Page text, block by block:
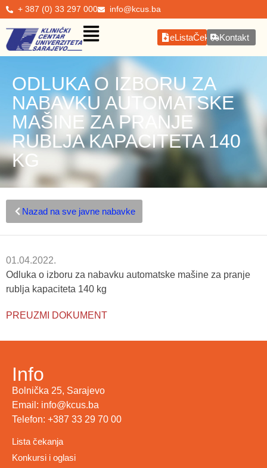
+ 387 (0) 33 297 000 info@kcus.ba
eListaČekanjaKontakt
ODLUKA O IZBORU ZA
NABAVKU AUTOMATSKE
MAŠINE ZA PRANJE
RUBLJA KAPACITETA 140
KG
Nazad na sve javne nabavke
01.04.2022.
Odluka o izboru za nabavku automatske mašine za pranje
rublja kapaciteta 140 kg
PREUZMI DOKUMENT
Info
Bolnička 25, Sarajevo
Email: info@kcus.ba
Telefon: +387 33 29 70 00
Lista čekanja
Konkursi i oglasi